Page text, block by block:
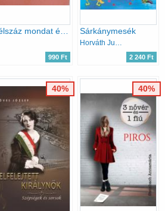
Félszáz mondat édesanyámnak
990 Ft
Sárkánymesék
Horváth Judit; Kovács Orsolya
2 240 Ft
40% 40%